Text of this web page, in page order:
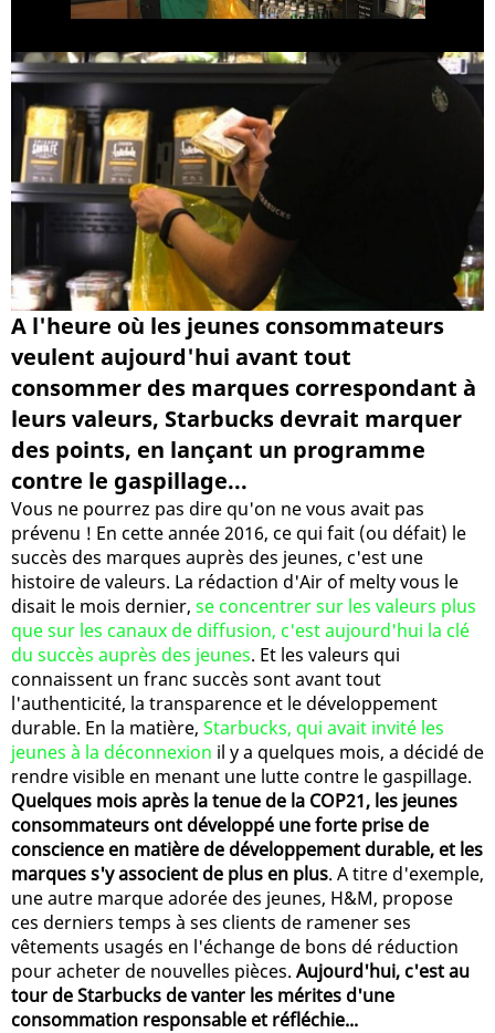
A l'heure où les jeunes consommateurs
veulent aujourd'hui avant tout
consommer des marques correspondant à
leurs valeurs, Starbucks devrait marquer
des points, en lançant un programme
contre le gaspillage...
Vous ne pourrez pas dire qu'on ne vous avait pas
prévenu ! En cette année 2016, ce qui fait (ou défait) le
succès des marques auprès des jeunes, c'est une
histoire de valeurs. La rédaction d'Air of melty vous le
disait le mois dernier, se concentrer sur les valeurs plus
que sur les canaux de diffusion, c'est aujourd'hui la clé
du succès auprès des jeunes. Et les valeurs qui
connaissent un franc succès sont avant tout
l'authenticité, la transparence et le développement
durable. En la matière, Starbucks, qui avait invité les
jeunes à la déconnexion il y a quelques mois, a décidé de
rendre visible en menant une lutte contre le gaspillage.
Quelques mois après la tenue de la COP21, les jeunes
consommateurs ont développé une forte prise de
conscience en matière de développement durable, et les
marques s'y associent de plus en plus. A titre d'exemple,
une autre marque adorée des jeunes, H&M, propose
ces derniers temps à ses clients de ramener ses
vêtements usagés en l'échange de bons dé réduction
pour acheter de nouvelles pièces. Aujourd'hui, c'est au
tour de Starbucks de vanter les mérites d'une
consommation responsable et réfléchie...